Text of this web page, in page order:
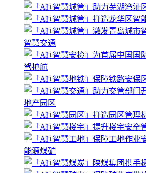
智慧交通
地产园区
能源煤矿